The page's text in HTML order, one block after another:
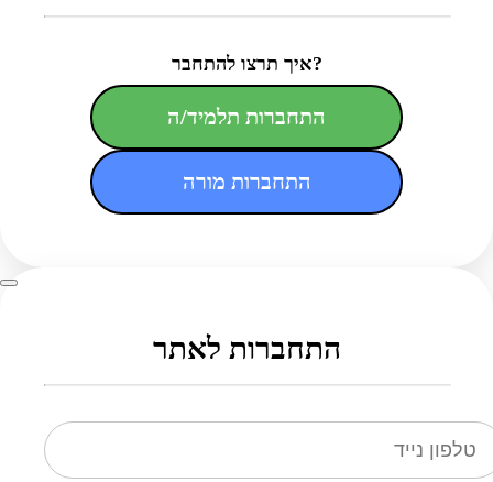
איך תרצו להתחבר?
התחברות תלמיד/ה
התחברות מורה
התחברות לאתר